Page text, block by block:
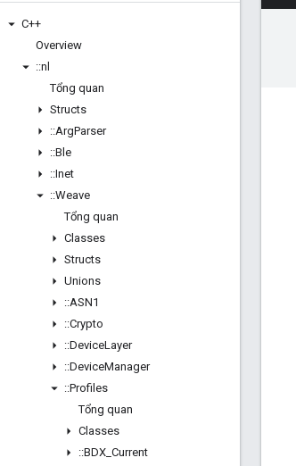
C++
Overview
::nl
Tổng quan
Structs
::ArgParser
::Ble
::Inet
::Weave
Tổng quan
Classes
Structs
Unions
::ASN1
::Crypto
::DeviceLayer
::DeviceManager
::Profiles
Tổng quan
Classes
::BDX Current